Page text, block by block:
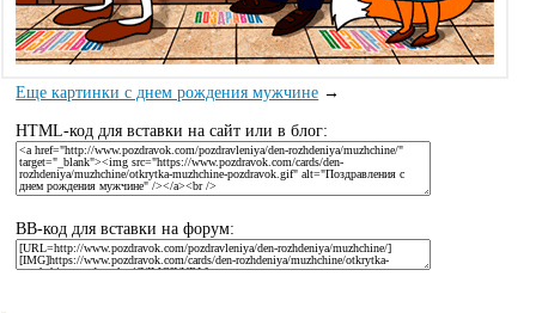
Еще картинки с днем рождения мужчине →
HTML-код для вставки на сайт или в блог:
BB-код для вставки на форум: